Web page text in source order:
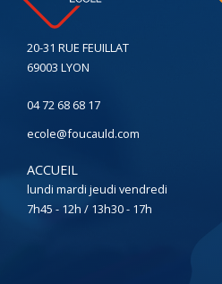
20-31 RUE FEUILLAT
69003 LYON
04 72 68 68 17
ecole@foucauld.com
ACCUEIL
lundi mardi jeudi vendredi
7h45 - 12h / 13h30 - 17h